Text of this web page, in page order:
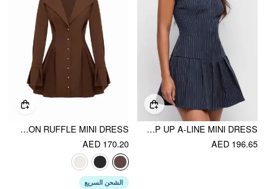
STRIPED PLEATED ZIP UP A-LINE MINI DRESS
AED 196.65
COLLAR V-NECK BELL SLEEVE METAL BUTTON RUFFLE MINI DRESS
AED 170.20
الشحن السريع